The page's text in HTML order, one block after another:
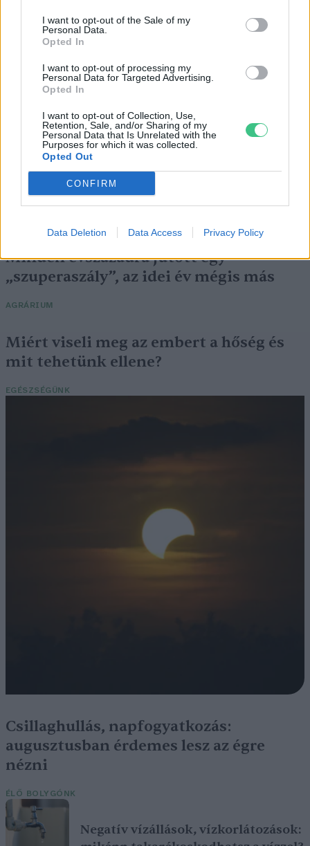
I want to opt-out of the Sale of my
Personal Data.
Opted In
I want to opt-out of processing my
Personal Data for Targeted Advertising.
Opted In
I want to opt-out of Collection, Use,
Retention, Sale, and/or Sharing of my
Personal Data that Is Unrelated with the
Purposes for which it was collected.
Opted Out
CONFIRM
Data Deletion Data Access Privacy Policy
Még Paks kiesését is áthidalhatná a
megfelelő energiatárolás
Minden évszázadra jutott egy
„szuperaszály”, az idei év mégis más
AGRÁRIUM
Miért viseli meg az embert a hőség és
mit tehetünk ellene?
EGÉSZSÉGÜNK
Csillaghullás, napfogyatkozás:
augusztusban érdemes lesz az égre
nézni
ÉLŐ BOLYGÓNK
Negatív vízállások, vízkorlátozások: